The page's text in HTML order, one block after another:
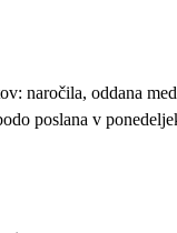
naročila, oddana
poslana v